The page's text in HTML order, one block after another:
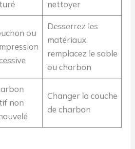
nettoyer
ou
Desserrez les
matériaux,
remplacez le sable
ou charbon
non
Changer la couche
de charbon